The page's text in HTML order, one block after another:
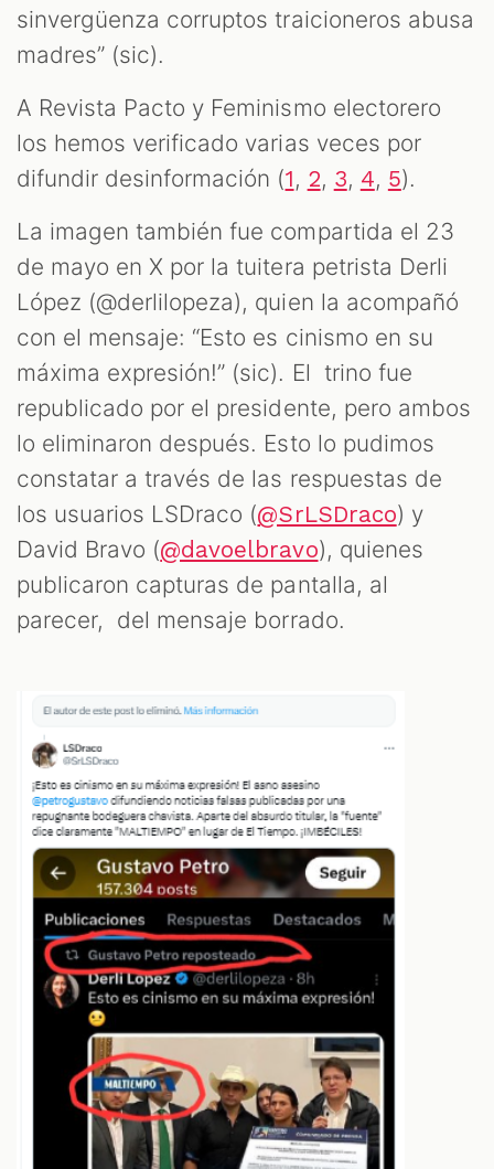
sinvergüenza corruptos traicioneros abusa
madres” (sic).
A Revista Pacto y Feminismo electorero
los hemos verificado varias veces por
difundir desinformación (1, 2, 3, 4, 5).
La imagen también fue compartida el 23
de mayo en X por la tuitera petrista Derli
López (@derlilopeza), quien la acompañó
con el mensaje: “Esto es cinismo en su
máxima expresión!” (sic). El trino fue
republicado por el presidente, pero ambos
lo eliminaron después. Esto lo pudimos
constatar a través de las respuestas de
los usuarios LSDraco (@SrLSDraco) y
David Bravo (@davoelbravo), quienes
publicaron capturas de pantalla, al
parecer, del mensaje borrado.